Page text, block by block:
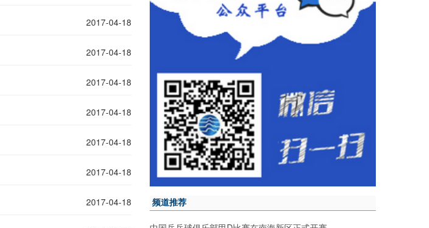
2017-04-18
2017-04-18
2017-04-18
2017-04-18
2017-04-18
2017-04-18
2017-04-18 频道推荐